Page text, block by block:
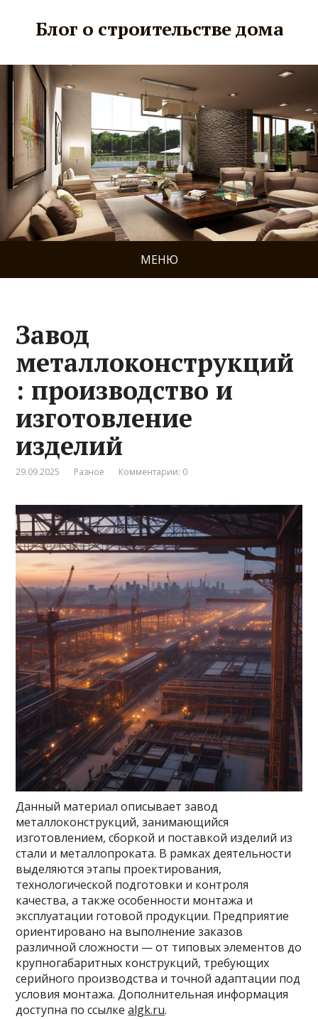
Блог о строительстве дома
МЕНЮ
Завод
металлоконструкций
: производство и
изготовление
изделий
29.09.2025 Разное Комментарии: 0
Данный материал описывает завод
металлоконструкций, занимающийся
изготовлением, сборкой и поставкой изделий из
стали и металлопроката. В рамках деятельности
выделяются этапы проектирования,
технологической подготовки и контроля
качества, а также особенности монтажа и
эксплуатации готовой продукции. Предприятие
ориентировано на выполнение заказов
различной сложности — от типовых элементов до
крупногабаритных конструкций, требующих
серийного производства и точной адаптации под
условия монтажа. Дополнительная информация
доступна по ссылкеalgk.ru.